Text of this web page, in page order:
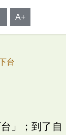
A+
台
」；到了自